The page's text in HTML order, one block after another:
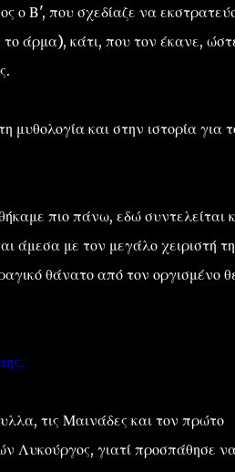
ο Β', που σχεδίαζε να
άρμα), κάτι, που τον έκανε,
και στην ιστορία για
πιο πάνω, εδώ συντελείται
άμεσα με τον μεγάλο χειριστή
θάνατο από τον οργισμένο
τις Μαινάδες και τον πρώτο
Λυκούργος, γιατί προσπάθησε